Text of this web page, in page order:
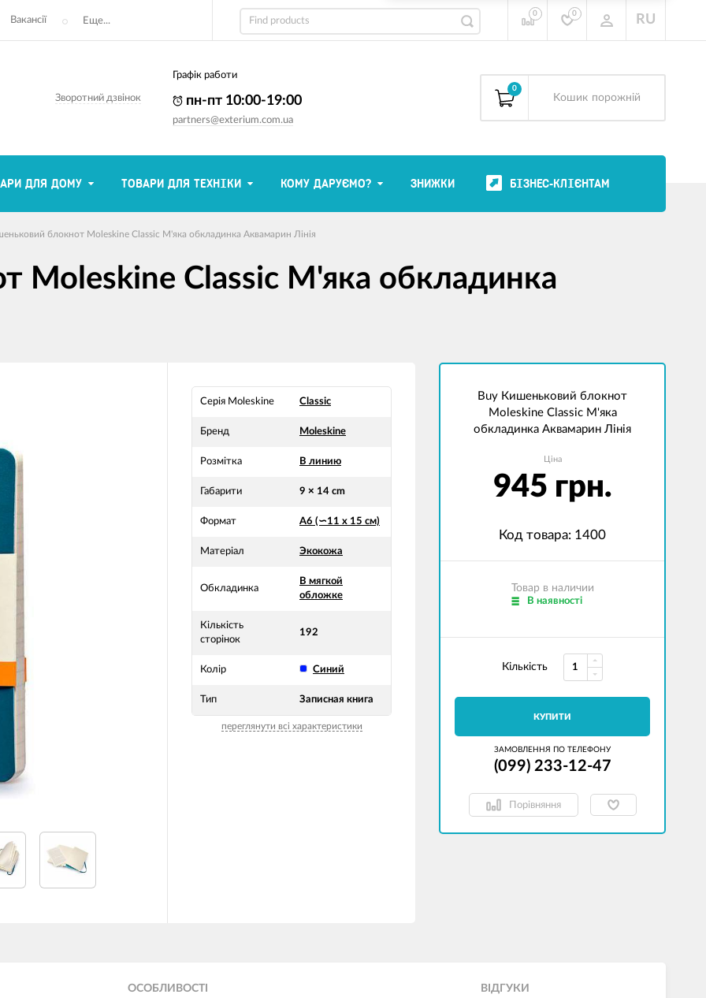
Вакансії Еще...
0 0 RU
Зворотний дзвінок
Графік работи
пн-пт 10:00-19:00
partners@exterium.com.ua
0
Kошик порожній
ДЛЯ ДОМУ ТОВАРИ ДЛЯ ТЕХНІКИ КОМУ ДАРУЄМО? ЗНИЖКИ БІЗНЕС-КЛІЄНТАМ
блокнот Moleskine Classic М'яка обкладинка Аквамарин Лінія
Moleskine Classic М'яка обкладинка
Серія Moleskine Classic
Бренд Moleskine
Розмітка В линию
Габарити 9 × 14 cm
Формат А6 (∽11 х 15 см)
Матеріал Экокожа
Обкладинка
В мягкой
обложке
Кількість
сторінок
192
Колір Синий
Тип Записная книга
переглянути всі характеристики
Buy Кишеньковий блокнот
Moleskine Classic М'яка
обкладинка Аквамарин Лінія
Ціна
945 грн.
Код товара: 1400
Товар в наличии
В наявності
Кількість
КУПИТИ
ЗАМОВЛЕННЯ ПО ТЕЛЕФОНУ
(099) 233-12-47
Порівняння
ОСОБЛИВОСТІ ВІДГУКИ